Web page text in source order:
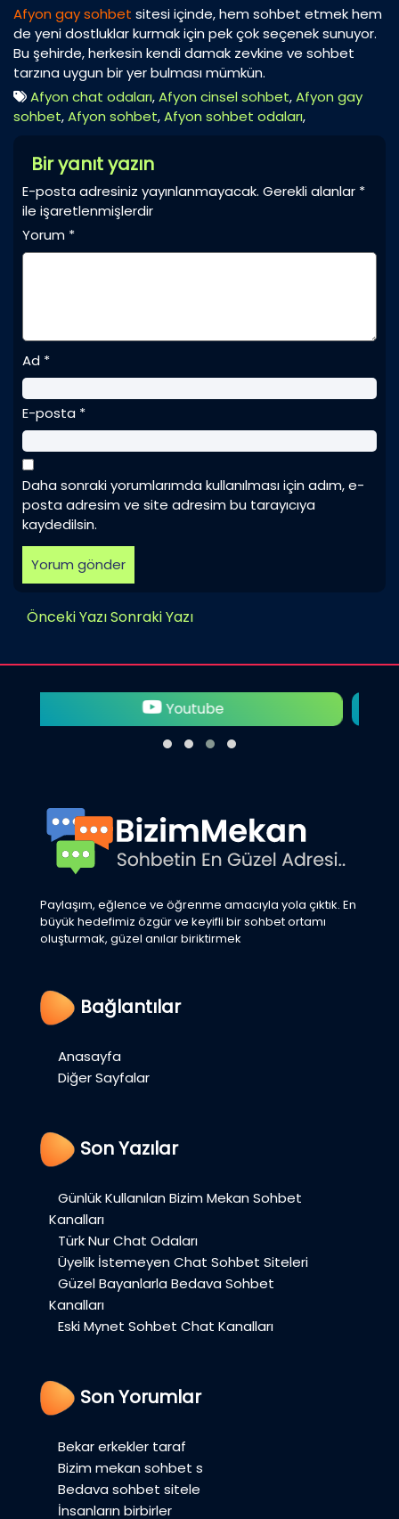
Afyon gay sohbet sitesi içinde, hem sohbet etmek hem
de yeni dostluklar kurmak için pek çok seçenek sunuyor.
Bu şehirde, herkesin kendi damak zevkine ve sohbet
tarzına uygun bir yer bulması mümkün.
Afyon chat odaları,Afyon cinsel sohbet,Afyon gay
sohbet,Afyon sohbet,Afyon sohbet odaları,
Bir yanıt yazın
E-posta adresiniz yayınlanmayacak. Gerekli alanlar *
ile işaretlenmişlerdir
Yorum *
Ad *
E-posta *
Daha sonraki yorumlarımda kullanılması için adım, e-
posta adresim ve site adresim bu tarayıcıya
kaydedilsin.
Önceki YazıSonraki Yazı
Twitter
Paylaşım, eğlence ve öğrenme amacıyla yola çıktık. En
büyük hedefimiz özgür ve keyifli bir sohbet ortamı
oluşturmak, güzel anılar biriktirmek
Bağlantılar
Anasayfa
Diğer Sayfalar
Son Yazılar
Günlük Kullanılan Bizim Mekan Sohbet
Kanalları
Türk Nur Chat Odaları
Üyelik İstemeyen Chat Sohbet Siteleri
Güzel Bayanlarla Bedava Sohbet
Kanalları
Eski Mynet Sohbet Chat Kanalları
Son Yorumlar
Bekar erkekler taraf
Bizim mekan sohbet s
Bedava sohbet sitele
İnsanların birbirler